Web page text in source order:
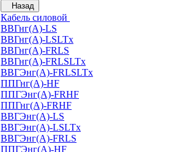
Назад
Кабель силовой
ВВГнг(А)-LS
ВВГнг(А)-LSLTx
ВВГнг(А)-FRLS
ВВГнг(А)-FRLSLTx
ВВГЭнг(А)-FRLSLTx
ППГнг(А)-HF
ППГЭнг(А)-FRHF
ППГнг(А)-FRHF
ВВГЭнг(А)-LS
ВВГЭнг(А)-LSLTx
ВВГЭнг(А)-FRLS
ППГЭнг(А)-HF